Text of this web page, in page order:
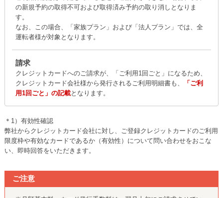
の新規予約の取得不可および取得済み予約の取り消しとなりま
す。
なお、この場合、「家族プラン」および「法人プラン」では、全
運転者様が対象となります。
請求
クレジットカードへのご請求が、「ご利用1回ごと」になるため、
クレジットカード会社様から発行されるご利用明細書も、
「ご利
用1回ごと」の記載となります。
＊1）有効性確認
弊社からクレジットカード会社に対し、ご登録クレジットカードのご利用
限度枠や有効なカードであるか（有効性）について問い合わせをおこな
い、即時回答をいただきます。
ご注意